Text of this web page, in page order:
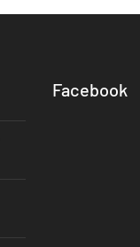
Facebook